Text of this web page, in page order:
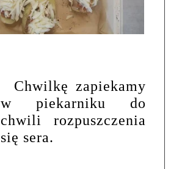
Chwilkę zapiekamy
w piekarniku do
chwili rozpuszczenia
się sera.